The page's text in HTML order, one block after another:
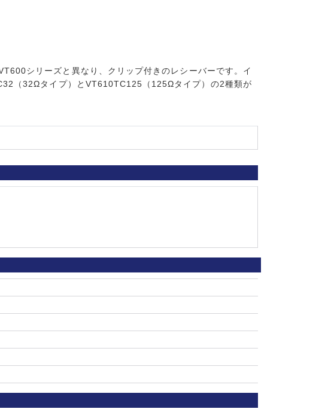
シリーズと異なり、クリップ付きのレシーバーです。イ
（32Ωタイプ）とVT610TC125（125Ωタイプ）の2種類が